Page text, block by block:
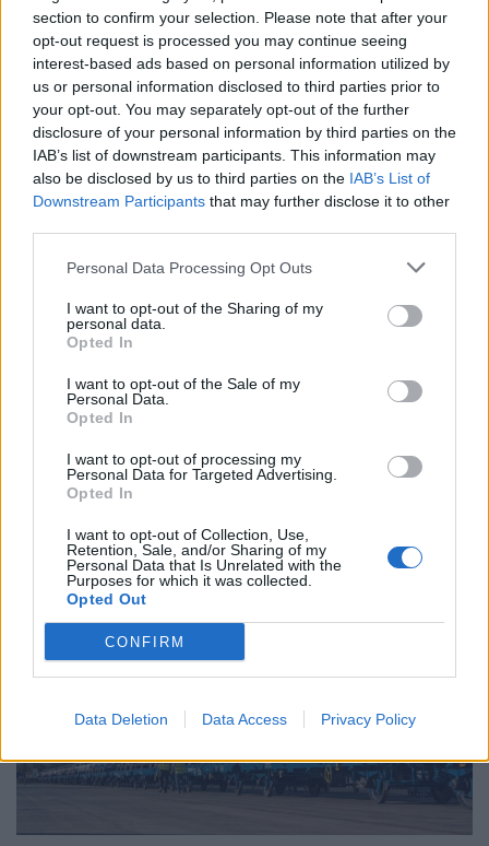
section to confirm your selection. Please note that after your
opt-out request is processed you may continue seeing
interest-based ads based on personal information utilized by
us or personal information disclosed to third parties prior to
your opt-out. You may separately opt-out of the further
disclosure of your personal information by third parties on the
IAB’s list of downstream participants. This information may
also be disclosed by us to third parties on the IAB’s List of
Downstream Participants that may further disclose it to other
Personal Data Processing Opt Outs
I want to opt-out of the Sharing of my
personal data.
Opted In
I want to opt-out of the Sale of my
Personal Data.
Opted In
I want to opt-out of processing my
Personal Data for Targeted Advertising.
Opted In
I want to opt-out of Collection, Use,
Retention, Sale, and/or Sharing of my
Personal Data that Is Unrelated with the
Purposes for which it was collected.
Opted Out
CONFIRM
Data Deletion Data Access Privacy Policy
SF90 XX Stradale
Henrique Lopes
Related Posts
Novo Bugatti Destrier mostra que o W16
VIRGILIO MACHADO 06/08/2026